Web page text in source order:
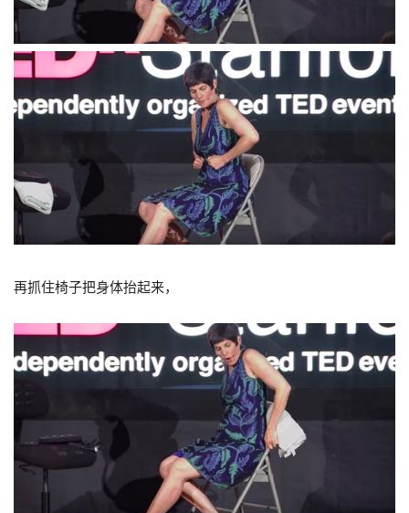
再抓住椅子把身体抬起来，